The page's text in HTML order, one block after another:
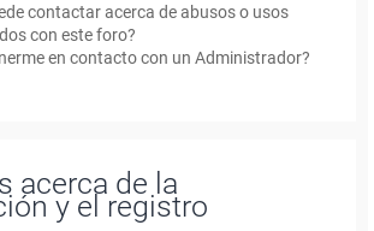
contactar acerca de abusos o usos
con este foro?
en contacto con un Administrador?
acerca de la
y el registro